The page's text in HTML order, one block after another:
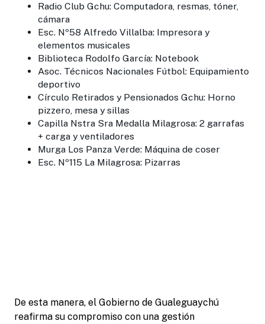
Radio Club Gchu: Computadora, resmas, tóner,
cámara
Esc. Nº58 Alfredo Villalba: Impresora y
elementos musicales
Biblioteca Rodolfo García: Notebook
Asoc. Técnicos Nacionales Fútbol: Equipamiento
deportivo
Círculo Retirados y Pensionados Gchu: Horno
pizzero, mesa y sillas
Capilla Nstra Sra Medalla Milagrosa: 2 garrafas
+ carga y ventiladores
Murga Los Panza Verde: Máquina de coser
Esc. Nº115 La Milagrosa: Pizarras
De esta manera, el Gobierno de Gualeguaychú
reafirma su compromiso con una gestión